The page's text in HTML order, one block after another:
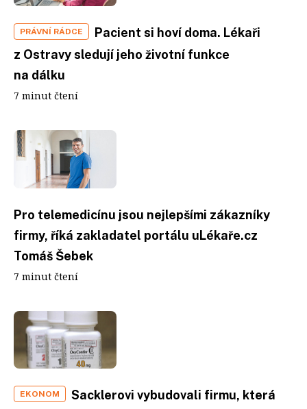
PRÁVNÍ RÁDCE
Pacient si hoví doma. Lékaři
z Ostravy sledují jeho životní funkce
na dálku
7 minut čtení
Pro telemedicínu jsou nejlepšími zákazníky
firmy, říká zakladatel portálu uLékaře.cz
Tomáš Šebek
7 minut čtení
EKONOM
Sacklerovi vybudovali firmu, která